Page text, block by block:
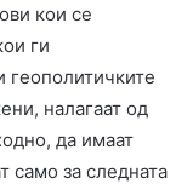
кои се
ги
геополитичките
налагаат од
да имаат
само за следната